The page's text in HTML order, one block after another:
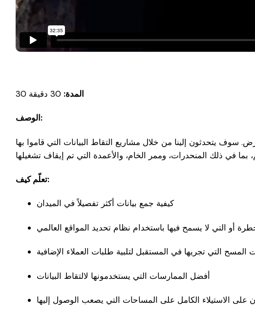
المدة:
الوصف:
يتحدثون إلينا من خلال مشاريع التقاط البيانات التي قاموا بها
تعلّم كيف:
كيفية جمع بيانات أكثر تفصيلاً في الميدان
التي تجريها في المستقبل لتلبية طلبات العملاء الإضافية
أفضل الممارسات التي يستخدمونها لالتقاط البيانات
الاستيلاء الكامل على المساحات التي يصعب الوصول إليها